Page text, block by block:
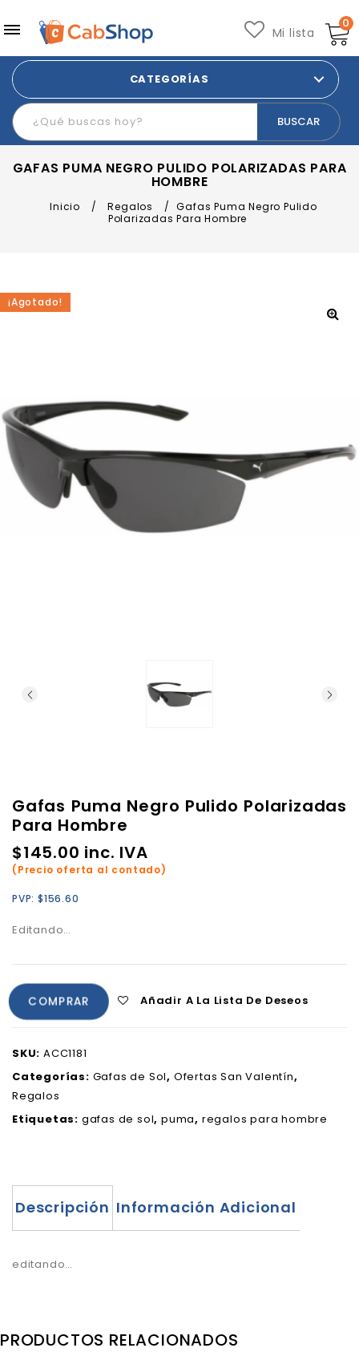
0
Mi lista
CATEGORÍAS
GAFAS PUMA NEGRO PULIDO POLARIZADAS PARA
HOMBRE
Inicio / Regalos /
Gafas Puma Negro Pulido
Polarizadas Para Hombre
¡Agotado!
Gafas Puma Negro Pulido Polarizadas
Para Hombre
$145.00 inc. IVA
(Precio oferta al contado)
PVP: $156.60
Editando…
COMPRAR Añadir A La Lista De Deseos
SKU: ACC1181
Categorías: Gafas de Sol, Ofertas San Valentín,
Regalos
Etiquetas: gafas de sol,puma, regalos para hombre
Descripción Información Adicional
editando…
PRODUCTOS RELACIONADOS